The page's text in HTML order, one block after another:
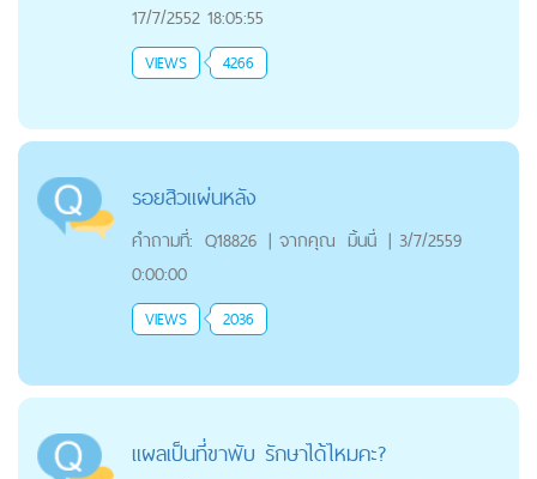
17/7/2552 18:05:55
VIEWS 4266
รอยสิวแผ่นหลัง
คำถามที่: Q18826 | จากคุณ มิ้นนี่ | 3/7/2559
0:00:00
VIEWS 2036
แผลเป็นที่ขาพับ รักษาได้ไหมคะ?